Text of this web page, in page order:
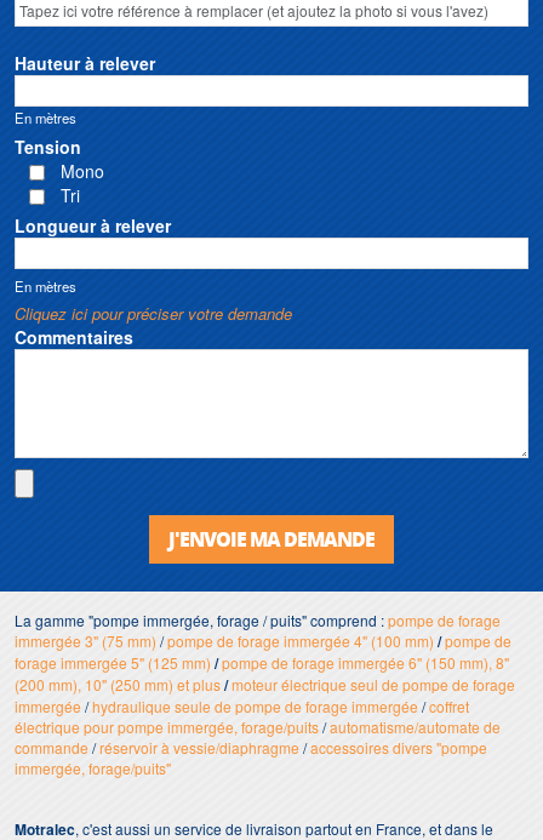
Hauteur à relever
En mètres
Tension
Mono
Tri
Longueur à relever
En mètres
Cliquez ici pour préciser votre demande
Commentaires
J'ENVOIE MA DEMANDE
La gamme "pompe immergée, forage / puits" comprend :pompe de forage
immergée 3" (75 mm) /pompe de forage immergée 4" (100 mm) /pompe de
forage immergée 5" (125 mm) /pompe de forage immergée 6" (150 mm), 8"
(200 mm), 10" (250 mm) et plus/moteur électrique seul de pompe de forage
immergée /hydraulique seule de pompe de forage immergée /coffret
électrique pour pompe immergée, forage/puits/automatisme/automate de
commande /réservoir à vessie/diaphragme /accessoires divers "pompe
immergée, forage/puits"
Motralec, c'est aussi un service de livraison partout en France, et dans le